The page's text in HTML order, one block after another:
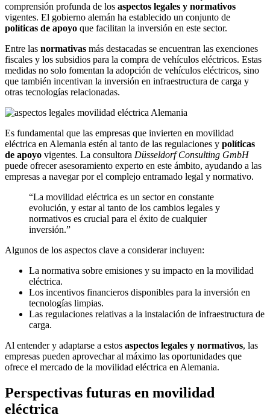
comprensión profunda de los aspectos legales y normativos
vigentes. El gobierno alemán ha establecido un conjunto de
políticas de apoyo que facilitan la inversión en este sector.
Entre las normativas más destacadas se encuentran las exenciones
fiscales y los subsidios para la compra de vehículos eléctricos. Estas
medidas no solo fomentan la adopción de vehículos eléctricos, sino
que también incentivan la inversión en infraestructura de carga y
otras tecnologías relacionadas.
Es fundamental que las empresas que invierten en movilidad
eléctrica en Alemania estén al tanto de las regulaciones y políticas
de apoyo vigentes. La consultora Düsseldorf Consulting GmbH
puede ofrecer asesoramiento experto en este ámbito, ayudando a las
empresas a navegar por el complejo entramado legal y normativo.
“La movilidad eléctrica es un sector en constante
evolución, y estar al tanto de los cambios legales y
normativos es crucial para el éxito de cualquier
inversión.”
Algunos de los aspectos clave a considerar incluyen:
La normativa sobre emisiones y su impacto en la movilidad
eléctrica.
Los incentivos financieros disponibles para la inversión en
tecnologías limpias.
Las regulaciones relativas a la instalación de infraestructura de
carga.
Al entender y adaptarse a estos aspectos legales y normativos, las
empresas pueden aprovechar al máximo las oportunidades que
ofrece el mercado de la movilidad eléctrica en Alemania.
Perspectivas futuras en movilidad
eléctrica